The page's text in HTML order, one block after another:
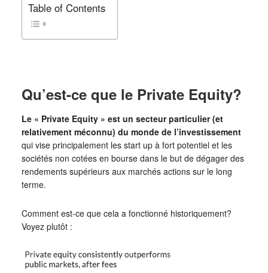
Table of Contents
Qu’est-ce que le Private Equity?
Le « Private Equity » est un secteur particulier (et
relativement méconnu) du monde de l’investissement
qui vise principalement les start up à fort potentiel et les
sociétés non cotées en bourse dans le but de dégager des
rendements supérieurs aux marchés actions sur le long
terme.
Comment est-ce que cela a fonctionné historiquement?
Voyez plutôt :